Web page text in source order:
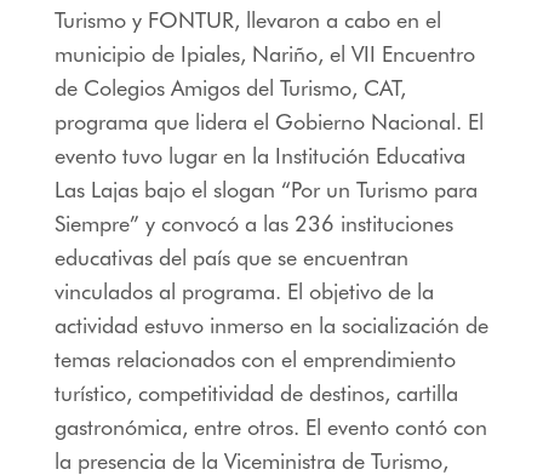
Turismo y FONTUR, llevaron a cabo en el
municipio de Ipiales, Nariño, el VII Encuentro
de Colegios Amigos del Turismo, CAT,
programa que lidera el Gobierno Nacional. El
evento tuvo lugar en la Institución Educativa
Las Lajas bajo el slogan “Por un Turismo para
Siempre” y convocó a las 236 instituciones
educativas del país que se encuentran
vinculados al programa. El objetivo de la
actividad estuvo inmerso en la socialización de
temas relacionados con el emprendimiento
turístico, competitividad de destinos, cartilla
gastronómica, entre otros. El evento contó con
la presencia de la Viceministra de Turismo,